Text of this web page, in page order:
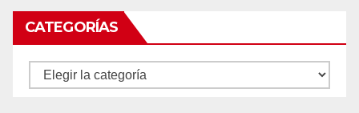
CATEGORÍAS
CATEGORÍAS